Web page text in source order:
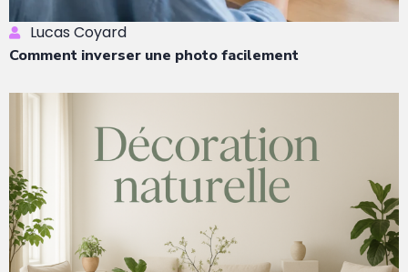
Lucas Coyard
Comment inverser une photo facilement